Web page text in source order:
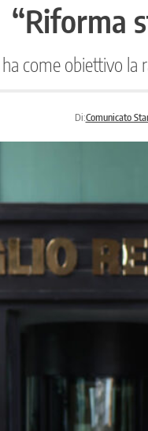
“Riforma
come obiettivo la
Di:Comunicato